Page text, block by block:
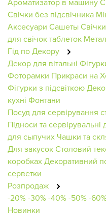
Свічки без підсвічника
Аксесуари Сашеты
для свічок таблеток
Гід по Декору
Декор для вітальні
Фоторамки Прикраси на
Фігурки з підсвіткою
кухні Фонтани
Посуд для сервірування
Підноси та
для сыпучих Чашки та
Для закусокСтоловий
коробкахДекоративний
серветки
Розпродаж
-20%-30%-40%-50%-
Новинки